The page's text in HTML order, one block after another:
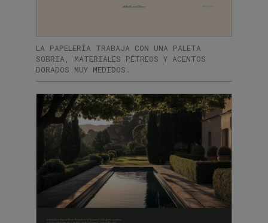
LA PAPELERÍA TRABAJA CON UNA PALETA
SOBRIA, MATERIALES PÉTREOS Y ACENTOS
DORADOS MUY MEDIDOS.